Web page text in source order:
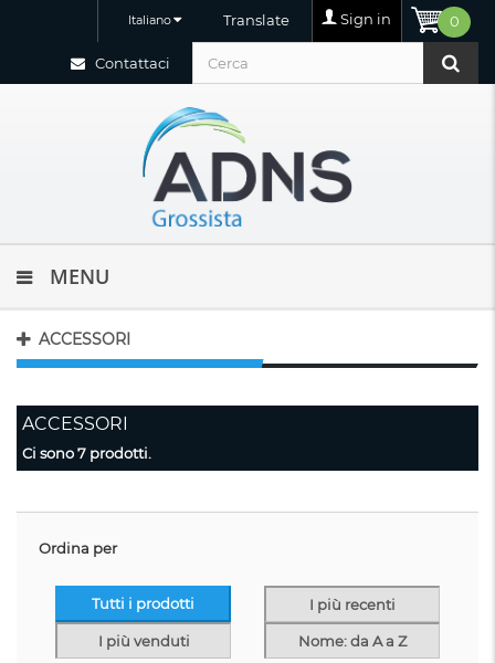
0
Sign in
Translate
Italiano
Contattaci
MENU
ACCESSORI
ACCESSORI
Ci sono 7 prodotti.
Ordina per
Tutti i prodotti I più recenti
I più venduti Nome: da A a Z